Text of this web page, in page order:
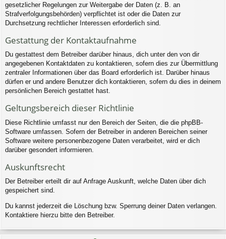
gesetzlicher Regelungen zur Weitergabe der Daten (z. B. an
Strafverfolgungsbehörden) verpflichtet ist oder die Daten zur
Durchsetzung rechtlicher Interessen erforderlich sind.
Gestattung der Kontaktaufnahme
Du gestattest dem Betreiber darüber hinaus, dich unter den von dir
angegebenen Kontaktdaten zu kontaktieren, sofern dies zur Übermittlung
zentraler Informationen über das Board erforderlich ist. Darüber hinaus
dürfen er und andere Benutzer dich kontaktieren, sofern du dies in deinem
persönlichen Bereich gestattet hast.
Geltungsbereich dieser Richtlinie
Diese Richtlinie umfasst nur den Bereich der Seiten, die die phpBB-
Software umfassen. Sofern der Betreiber in anderen Bereichen seiner
Software weitere personenbezogene Daten verarbeitet, wird er dich
darüber gesondert informieren.
Auskunftsrecht
Der Betreiber erteilt dir auf Anfrage Auskunft, welche Daten über dich
gespeichert sind.
Du kannst jederzeit die Löschung bzw. Sperrung deiner Daten verlangen.
Kontaktiere hierzu bitte den Betreiber.